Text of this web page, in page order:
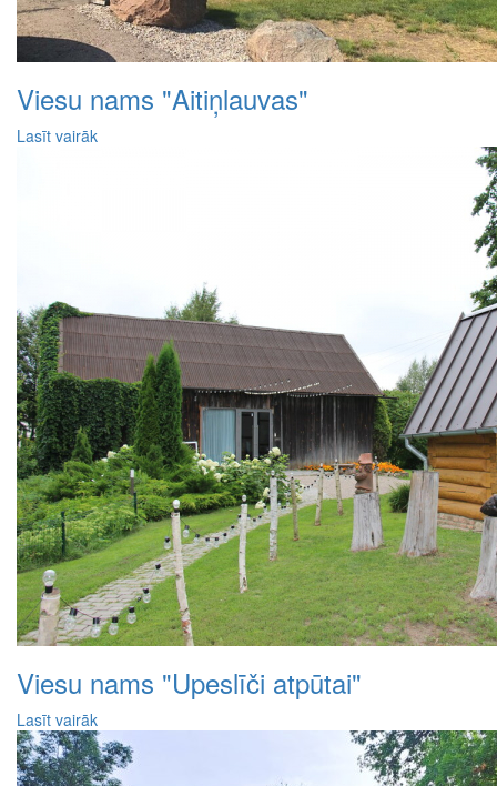
Viesu nams "Aitiņlauvas"
Lasīt vairāk
Viesu nams "Upeslīči atpūtai"
Lasīt vairāk